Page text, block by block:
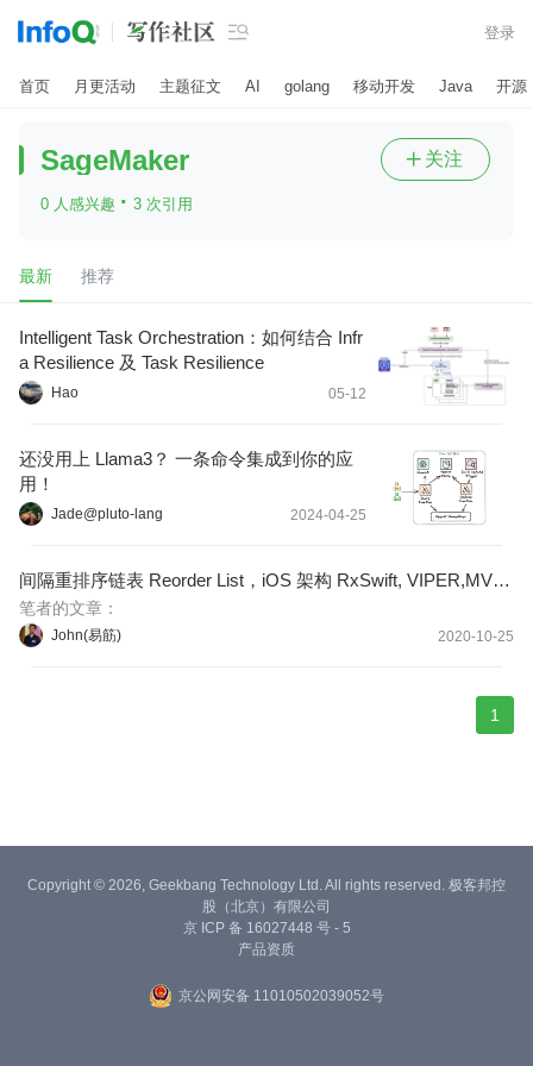
 登录
首页 月更活动 主题征文 AI golang 移动开发 Java 开源
SageMaker
0 人感兴趣 · 3 次引用
 关注
最新 推荐
Intelligent Task Orchestration：如何结合 Infr
a Resilience 及 Task Resilience
Hao 05-12
还没用上 Llama3？ 一条命令集成到你的应
用！
Jade@pluto-lang 2024-04-25
间隔重排序链表 Reorder List，iOS 架构 RxSwift, VIPER,MVV
M,MVP, 机器学习，SageMaker，John 易筋 ARTS 打卡 Week
23
John(易筋) 2020-10-25
笔者的文章：
1
Copyright © 2026, Geekbang Technology Ltd. All rights reserved. 极客邦控
股（北京）有限公司
京 ICP 备 16027448 号 - 5
产品资质
京公网安备 11010502039052号